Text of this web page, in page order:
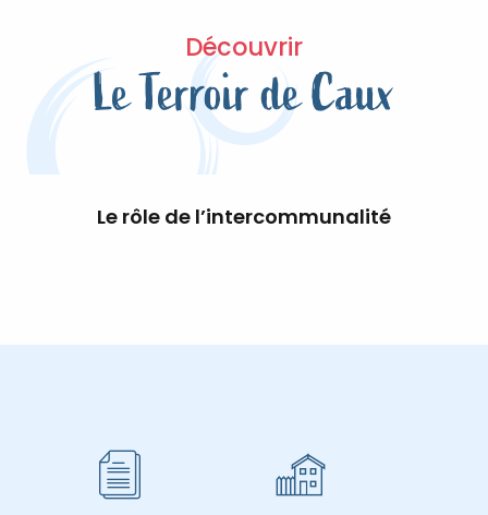
Découvrir
Le Terroir de Caux
Le rôle de l’intercommunalité